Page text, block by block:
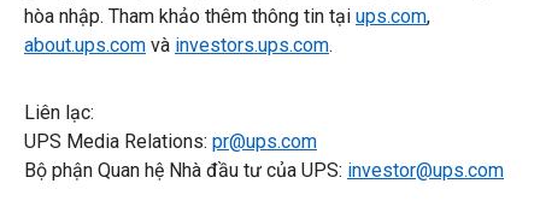
hòa nhập. Tham khảo thêm thông tin tại ups.com,
about.ups.com và investors.ups.com.
Liên lạc:
UPS Media Relations: pr@ups.com
Bộ phận Quan hệ Nhà đầu tư của UPS: investor@ups.com